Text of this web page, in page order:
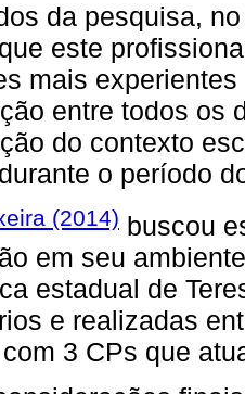
da pesquisa,
este
mais
entre todos os
do contexto
o período
(2014) buscou
em seu
estadual de
e realizadas
3 CPs que